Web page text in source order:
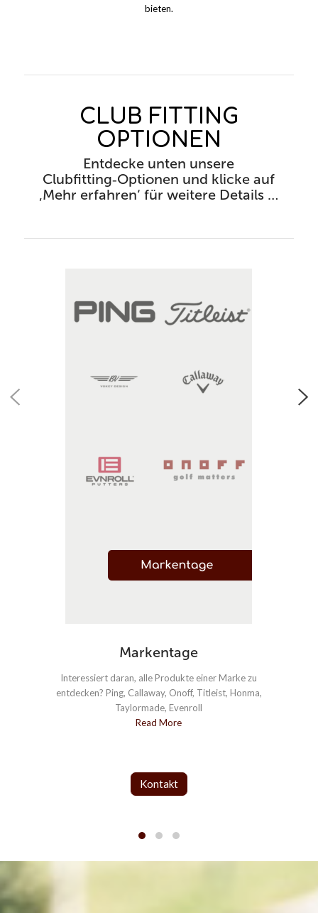
bieten.
CLUB FITTING
OPTIONEN
Entdecke unten unsere
Clubfitting‑Optionen und klicke auf
‚Mehr erfahren‘ für weitere Details …
Markentage
Interessiert daran, alle Produkte einer Marke zu
entdecken? Ping, Callaway, Onoff, Titleist, Honma,
Taylormade, Evenroll
Read More
Kontakt